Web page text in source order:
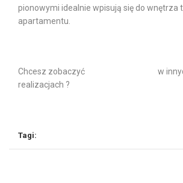
pionowymi idealnie wpisują się do wnętrza
apartamentu.
Chcesz zobaczyć
w
realizacjach ?
Tagi: